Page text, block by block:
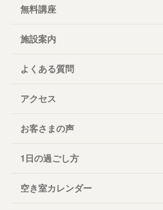
無料講座
施設案内
よくある質問
アクセス
お客さまの声
1日の過ごし方
空き室カレンダー